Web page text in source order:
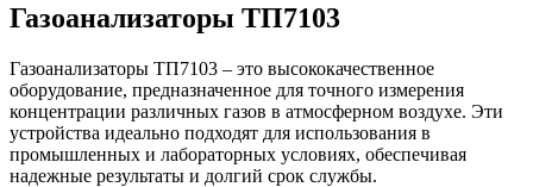
Газоанализаторы ТП7103
Газоанализаторы ТП7103 – это высококачественное
оборудование, предназначенное для точного измерения
концентрации различных газов в атмосферном воздухе. Эти
устройства идеально подходят для использования в
промышленных и лабораторных условиях, обеспечивая
надежные результаты и долгий срок службы.